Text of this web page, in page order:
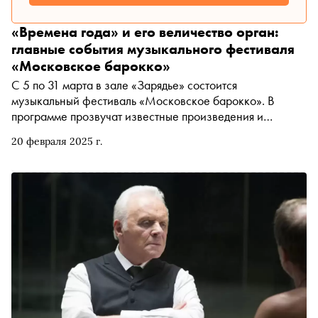
20 февраля 2025 г.
«Времена года» и его величество орган:
главные события музыкального фестиваля
«Московское барокко»
С 5 по 31 марта в зале «Зарядье» состоится
музыкальный фестиваль «Московское барокко». В
программе прозвучат известные произведения и
музыкантов из России и других стран. Фестиваль станет
периоду в истории музыки — старинному и
одновременно современному, далекому и по-прежнему
актуальному сегодня. «Сноб» рассказывает, что
послушать на «Московском барокко»